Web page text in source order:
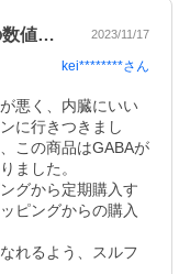
人間ドックで内臓（特に肝臓）の数値が悪… 2023/11/17
kei********さん
悪く、内臓にいい
に行きつきまし
この商品はGABAが
ました。
グから定期購入す
ピングからの購入
れるよう、スルフ